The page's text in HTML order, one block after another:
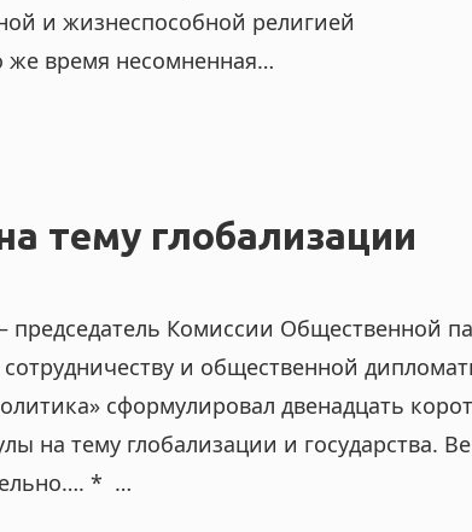
и жизнеспособной религией
же время несомненная…
тему глобализации
председатель Комиссии Общественной
и общественной
сформулировал двенадцать
на тему глобализации и государства.
* …